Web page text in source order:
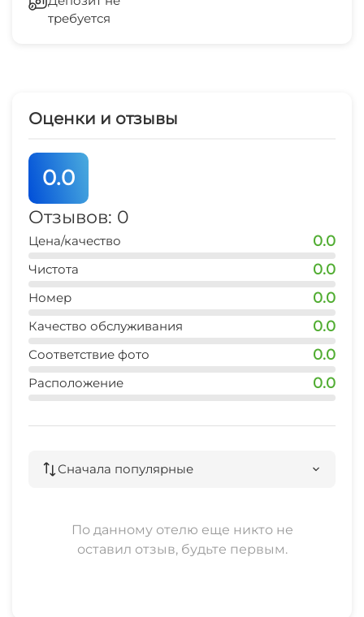
требуется
Оценки и отзывы
0.0
Отзывов: 0
Цена/качество 0.0
Чистота 0.0
Номер 0.0
Качество обслуживания 0.0
Соответствие фото 0.0
Расположение 0.0
Сначала популярные
По данному отелю еще никто не
оставил отзыв, будьте первым.